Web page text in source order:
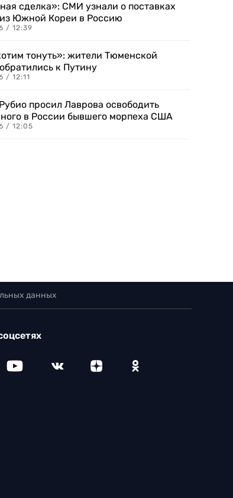
сделка»: СМИ узнали о поставках
Южной Кореи в Россию
/ 12:39
тонуть»: жители Тюменской
к Путину
/ 12:11
просил Лаврова освободить
в России бывшего морпеха США
/ 12:05
данных